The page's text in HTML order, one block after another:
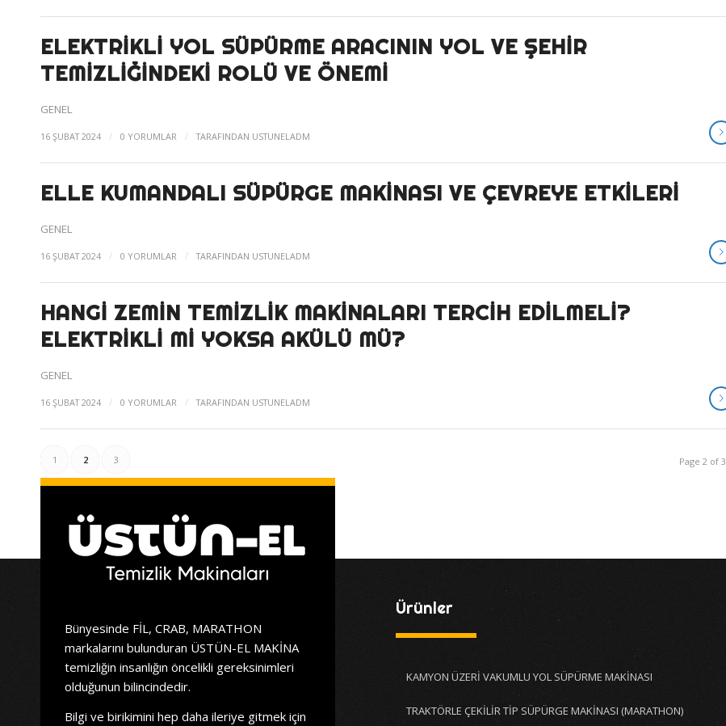
ELEKTRIKLI YOL SÜPÜRME ARACININ YOL VE ŞEHIR
TEMIZLIĞINDEKI ROLÜ VE ÖNEMI
GENEL
16 ŞUBAT 2024 / 0 YORUMLAR / TARAFINDAN USTUNELADM
ELLE KUMANDALI SÜPÜRGE MAKINASI VE ÇEVREYE ETKILERI
GENEL
16 ŞUBAT 2024 / 0 YORUMLAR / TARAFINDAN USTUNELADM
HANGI ZEMIN TEMIZLIK MAKINALARI TERCIH EDILMELI?
ELEKTRIKLI MI YOKSA AKÜLÜ MÜ?
GENEL
16 ŞUBAT 2024 / 0 YORUMLAR / TARAFINDAN USTUNELADM
Page 2 of 3
1 2 3
Bünyesinde FİL, CRAB, MARATHON
markalarını bulunduran ÜSTÜN-EL MAKİNA
temizliğin insanlığın öncelikli gereksinimleri
olduğunun bilincindedir.
Bilgi ve birikimini hep daha ileriye gitmek için
Ürünler
KAMYON ÜZERİ VAKUMLU YOL SÜPÜRME MAKİNASI
TRAKTÖRLE ÇEKİLİR TİP SÜPÜRGE MAKİNASI (MARATHON)